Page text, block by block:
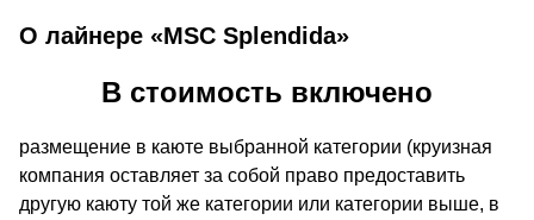
О лайнере «MSC Splendida»
В стоимость включено
размещение в каюте выбранной категории (круизная
компания оставляет за собой право предоставить
другую каюту той же категории или категории выше, в